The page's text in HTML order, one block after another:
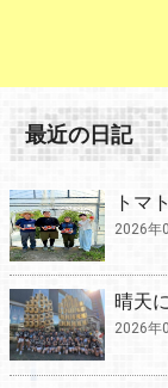
最近の日記
トマ
2026年
晴天
2026年